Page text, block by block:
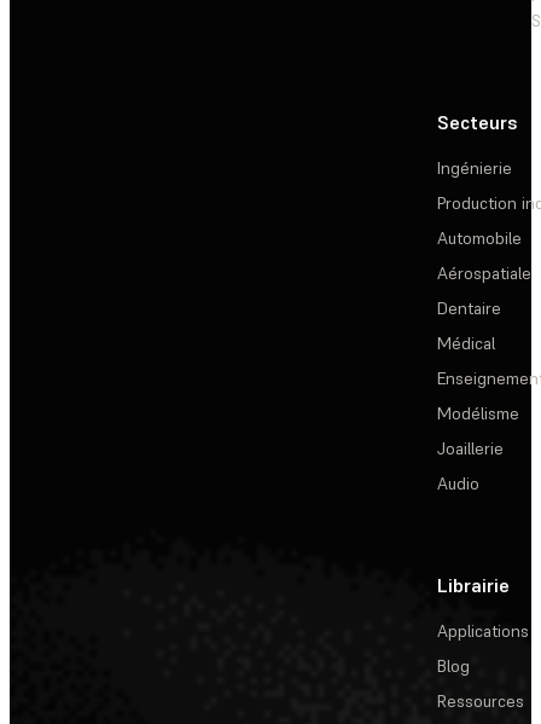
Secteurs
Ingénierie
Production
Automobile
Aérospatiale
Dentaire
Médical
Modélisme
Joaillerie
Audio
Librairie
Applications
Blog
Ressources